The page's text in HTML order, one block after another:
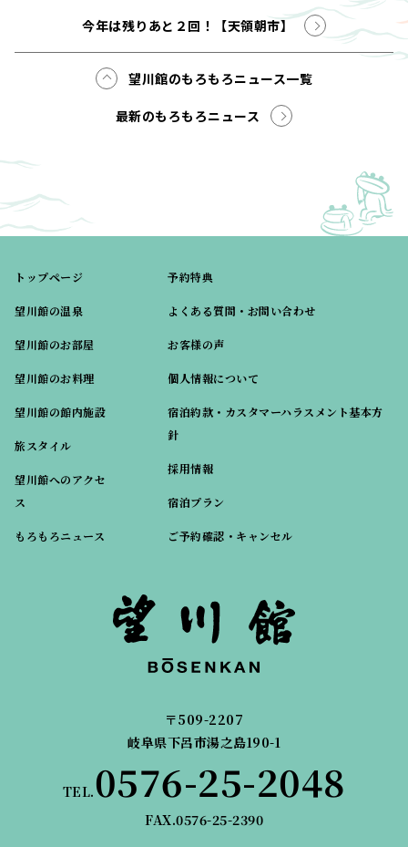
今年は残りあと２回！【天領朝市】
望川館のもろもろニュース一覧
最新のもろもろニュース
トップページ
望川館の温泉
望川館のお部屋
望川館のお料理
望川館の館内施設
旅スタイル
望川館へのアクセ
ス
もろもろニュース
予約特典
よくある質問・お問い合わせ
お客様の声
個人情報について
宿泊約款・カスタマーハラスメント基本方
針
採用情報
宿泊プラン
ご予約確認・キャンセル
〒509-2207
岐阜県下呂市湯之島190-1
TEL.0576-25-2048
FAX.0576-25-2390